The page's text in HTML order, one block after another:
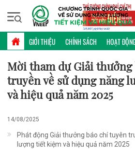
GIỚI THIỆU CHÍNH SÁCH HOẠT
Thứ bảy, 08/08/2026 | 20:38 GMT+7
GIẢI BÁO CHÍ
Mời tham dự Giải
truyền về sử dụng năng
và hiệu quả năm 2025
14/08/2025
Phát động Giải thưởng báo chí tuyên
lượng tiết kiệm và hiệu quả năm 2025